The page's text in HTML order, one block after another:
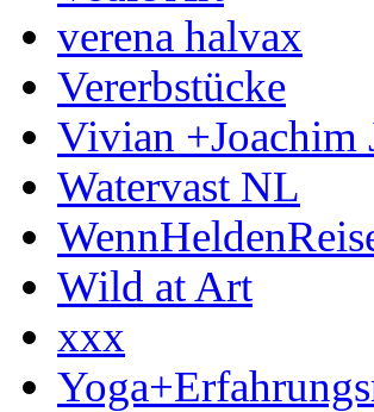
verena halvax
Vererbstücke
Vivian +Joachim
Watervast NL
Wild at Art
xxx